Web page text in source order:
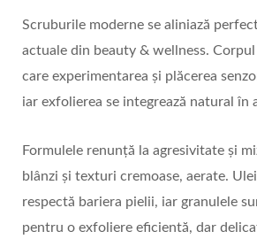
Scruburile moderne se aliniază
actuale din beauty & wellness.
care experimentarea și plăcerea
iar exfolierea se integrează natural în
Formulele renunță la agresivitate și
blânzi și texturi cremoase, aerate.
respectă bariera pielii, iar granulele
pentru o exfoliere eficientă, dar